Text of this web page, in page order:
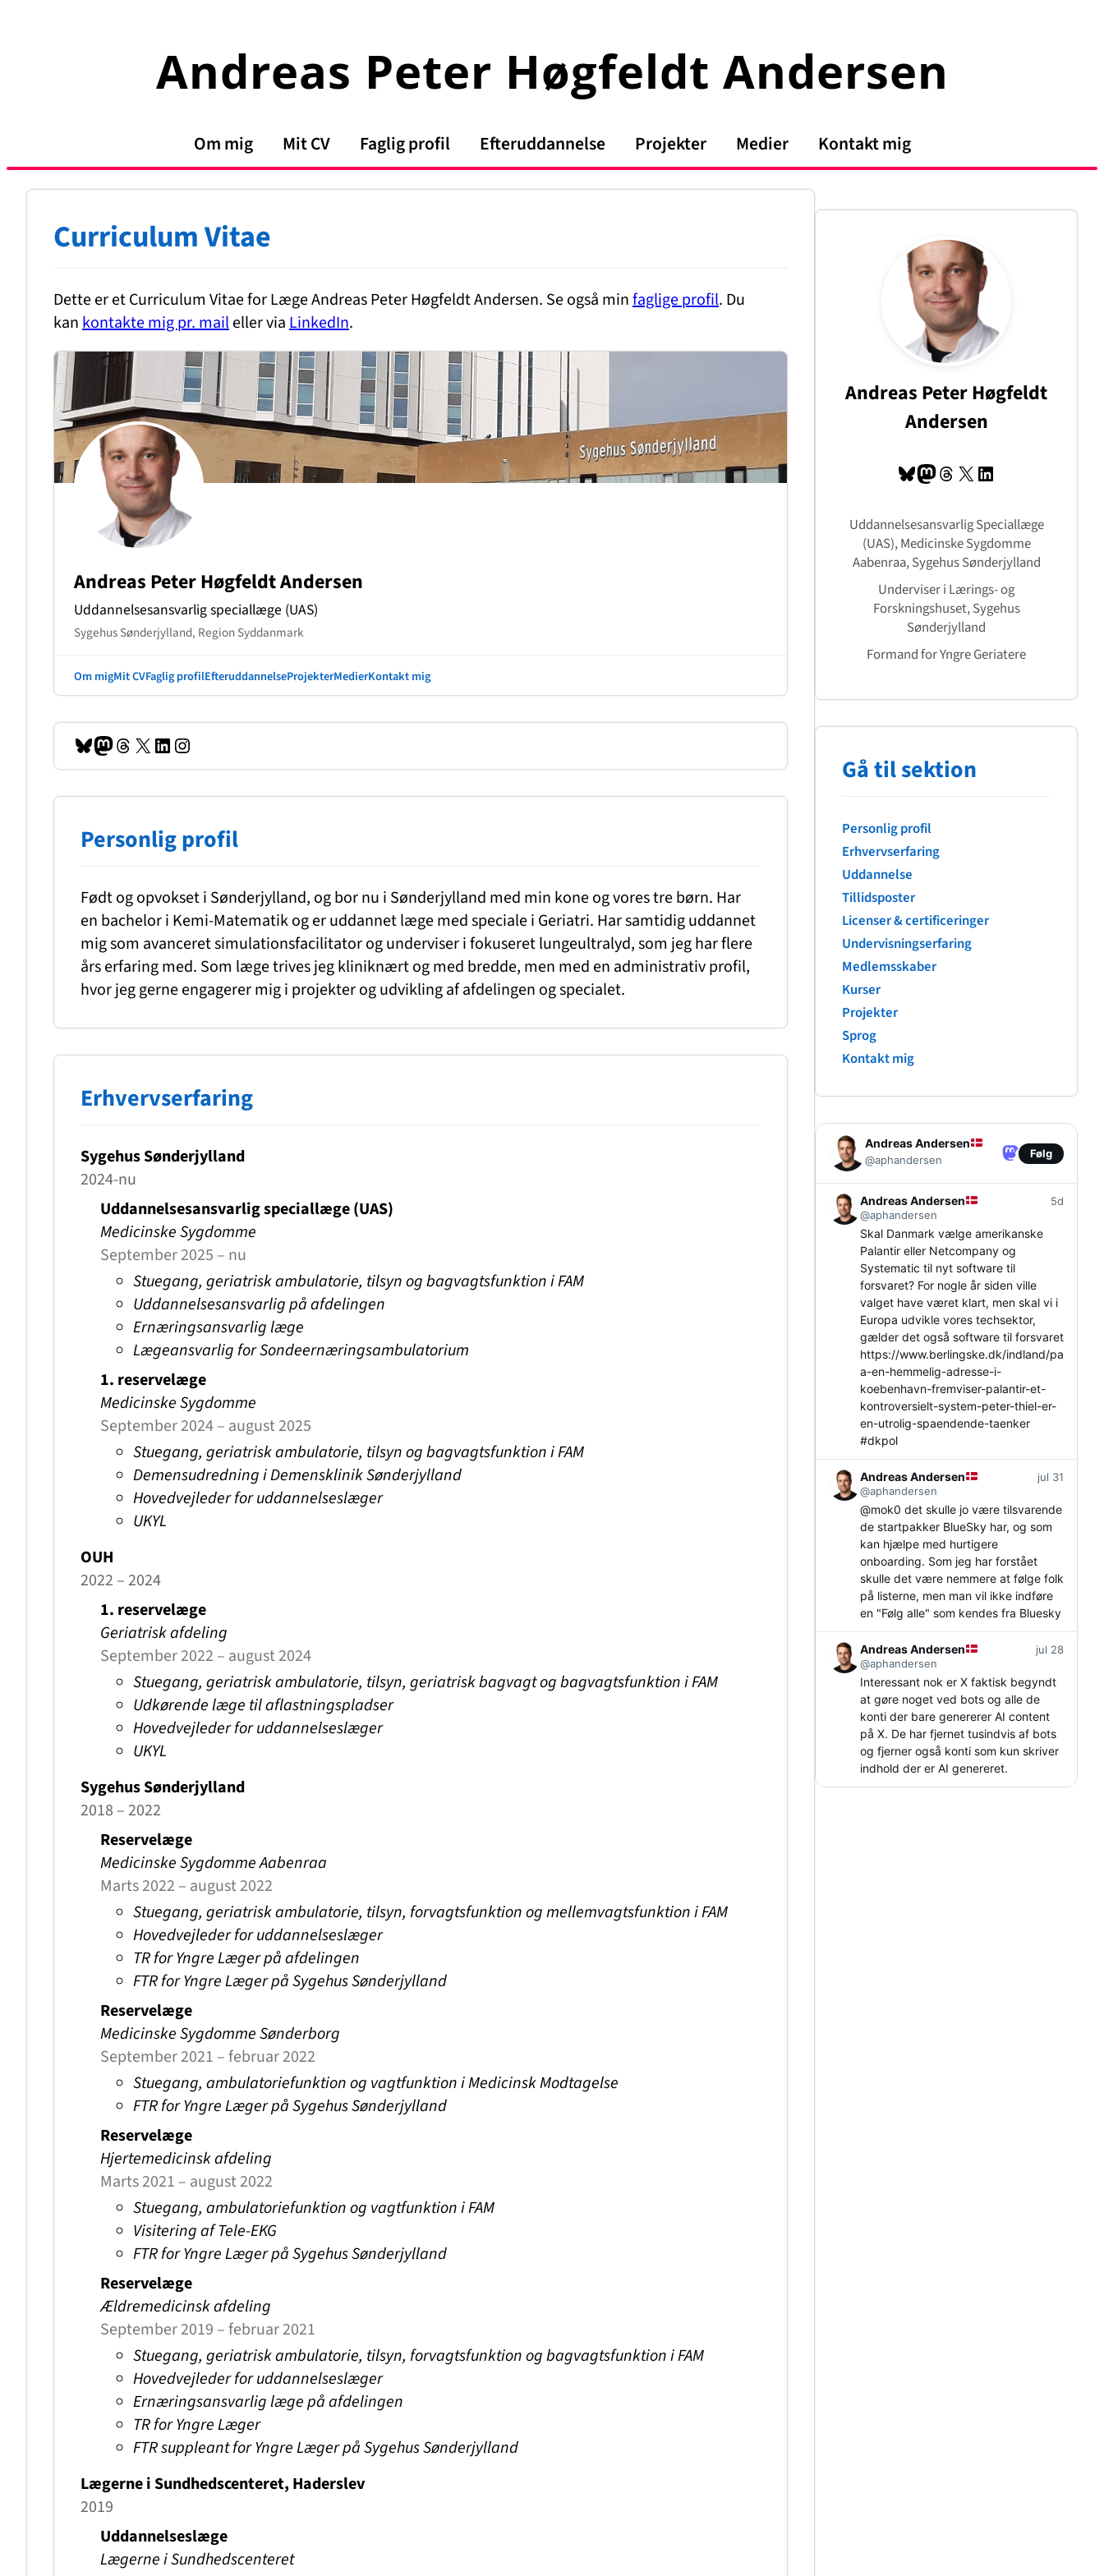
Andreas Peter Høgfeldt Andersen
Om mig Mit CV Faglig profil Efteruddannelse Projekter Medier Kontakt mig
Curriculum Vitae
Dette er et Curriculum Vitae for Læge Andreas Peter Høgfeldt Andersen. Se også minfaglige profil. Du
kankontakte mig pr. maileller viaLinkedIn.
Andreas Peter Høgfeldt Andersen
Uddannelsesansvarlig speciallæge (UAS)
Sygehus Sønderjylland, Region Syddanmark
Om migMit CVFaglig profilEfteruddannelseProjekterMedierKontakt mig
Bluesky Mastodon Tråde X LinkedIn Instagram
Personlig profil
Født og opvokset i Sønderjylland, og bor nu i Sønderjylland med min kone og vores tre børn. Har
en bachelor i Kemi-Matematik og er uddannet læge med speciale i Geriatri. Har samtidig uddannet
mig som avanceret simulationsfacilitator og underviser i fokuseret lungeultralyd, som jeg har flere
års erfaring med. Som læge trives jeg kliniknært og med bredde, men med en administrativ profil,
hvor jeg gerne engagerer mig i projekter og udvikling af afdelingen og specialet.
Erhvervserfaring
Sygehus Sønderjylland
2024-nu
Uddannelsesansvarlig speciallæge (UAS)
Medicinske Sygdomme
September 2025 – nu
Stuegang, geriatrisk ambulatorie, tilsyn og bagvagtsfunktion i FAM
Uddannelsesansvarlig på afdelingen
Ernæringsansvarlig læge
Lægeansvarlig for Sondeernæringsambulatorium
1. reservelæge
Medicinske Sygdomme
September 2024 – august 2025
Stuegang, geriatrisk ambulatorie, tilsyn og bagvagtsfunktion i FAM
Demensudredning i Demensklinik Sønderjylland
Hovedvejleder for uddannelseslæger
UKYL
OUH
2022 – 2024
1. reservelæge
Geriatrisk afdeling
September 2022 – august 2024
Stuegang, geriatrisk ambulatorie, tilsyn, geriatrisk bagvagt og bagvagtsfunktion i FAM
Udkørende læge til aflastningspladser
Hovedvejleder for uddannelseslæger
UKYL
Sygehus Sønderjylland
2018 – 2022
Reservelæge
Medicinske Sygdomme Aabenraa
Marts 2022 – august 2022
Stuegang, geriatrisk ambulatorie, tilsyn, forvagtsfunktion og mellemvagtsfunktion i FAM
Hovedvejleder for uddannelseslæger
TR for Yngre Læger på afdelingen
FTR for Yngre Læger på Sygehus Sønderjylland
Reservelæge
Medicinske Sygdomme Sønderborg
September 2021 – februar 2022
Stuegang, ambulatoriefunktion og vagtfunktion i Medicinsk Modtagelse
FTR for Yngre Læger på Sygehus Sønderjylland
Reservelæge
Hjertemedicinsk afdeling
Marts 2021 – august 2022
Stuegang, ambulatoriefunktion og vagtfunktion i FAM
Visitering af Tele-EKG
FTR for Yngre Læger på Sygehus Sønderjylland
Reservelæge
Ældremedicinsk afdeling
September 2019 – februar 2021
Stuegang, geriatrisk ambulatorie, tilsyn, forvagtsfunktion og bagvagtsfunktion i FAM
Hovedvejleder for uddannelseslæger
Ernæringsansvarlig læge på afdelingen
TR for Yngre Læger
FTR suppleant for Yngre Læger på Sygehus Sønderjylland
Lægerne i Sundhedscenteret, Haderslev
2019
Uddannelseslæge
Lægerne i Sundhedscenteret
Andreas Peter Høgfeldt
Andersen
Bluesky Mastodon Tråde X LinkedIn
Uddannelsesansvarlig Speciallæge
(UAS), Medicinske Sygdomme
Aabenraa, Sygehus Sønderjylland
Underviser i Lærings- og
Forskningshuset, Sygehus
Sønderjylland
Formand for Yngre Geriatere
Gå til sektion
Personlig profil
Erhvervserfaring
Uddannelse
Tillidsposter
Licenser & certificeringer
Undervisningserfaring
Medlemsskaber
Kurser
Projekter
Sprog
Kontakt mig
Andreas Andersen
@aphandersen
Følg
Andreas Andersen
@aphandersen
5d
Skal Danmark vælge amerikanske
Palantir eller Netcompany og
Systematic til nyt software til
forsvaret? For nogle år siden ville
valget have været klart, men skal vi i
Europa udvikle vores techsektor,
gælder det også software til forsvaret
https://www.berlingske.dk/indland/pa
a-en-hemmelig-adresse-i-
koebenhavn-fremviser-palantir-et-
kontroversielt-system-peter-thiel-er-
en-utrolig-spaendende-taenker
#dkpol
Andreas Andersen
@aphandersen
jul 31
@mok0 det skulle jo være tilsvarende
de startpakker BlueSky har, og som
kan hjælpe med hurtigere
onboarding. Som jeg har forstået
skulle det være nemmere at følge folk
på listerne, men man vil ikke indføre
en "Følg alle" som kendes fra Bluesky
Andreas Andersen
@aphandersen
jul 28
Interessant nok er X faktisk begyndt
at gøre noget ved bots og alle de
konti der bare genererer AI content
på X. De har fjernet tusindvis af bots
og fjerner også konti som kun skriver
indhold der er AI genereret.